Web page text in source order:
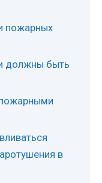
пожарных
должны быть
в